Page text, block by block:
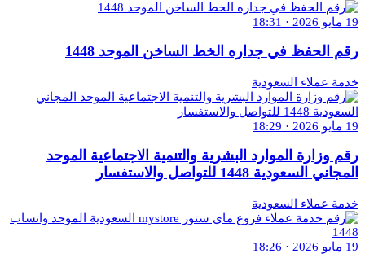
19 مايو 2026 · 18:31
رقم الحفظ في جداره الخط الساخن الموحد 1448
خدمة عملاء السعودية
19 مايو 2026 · 18:29
رقم وزارة الموارد البشرية والتنمية الاجتماعية الموحد
المجاني السعودية 1448 للتواصل والاستفسار
خدمة عملاء السعودية
19 مايو 2026 · 18:26